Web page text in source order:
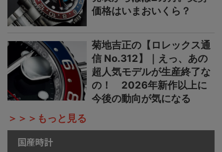
価格はいまおいくら？
菊地吉正の【ロレックス通
信 No.312】｜えっ、あの
超人気モデルが生産終了な
の！ 2026年新作以上に
今後の動向が気になる
＞＞＞もっと見る
国産時計